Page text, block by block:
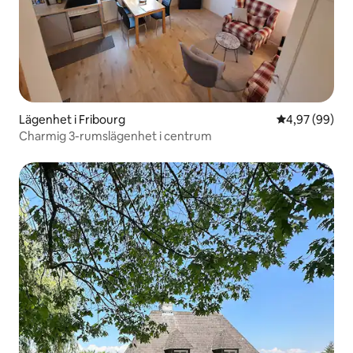
Lägenhet i Fribourg 4,97 av 5 i
4,97 (99)
Charmig 3-rumslägenhet i centrum